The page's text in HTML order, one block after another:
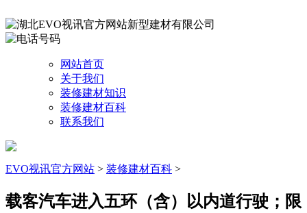
网站首页
关于我们
装修建材知识
装修建材百科
联系我们
EVO视讯官方网站 > 装修建材百科 >
载客汽车进入五环（含）以内道行驶；限